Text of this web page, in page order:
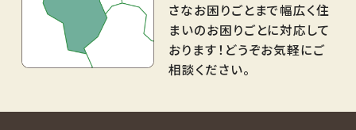
さなお困りごとまで幅広く住
まいのお困りごとに対応して
おります！どうぞお気軽にご
相談ください。